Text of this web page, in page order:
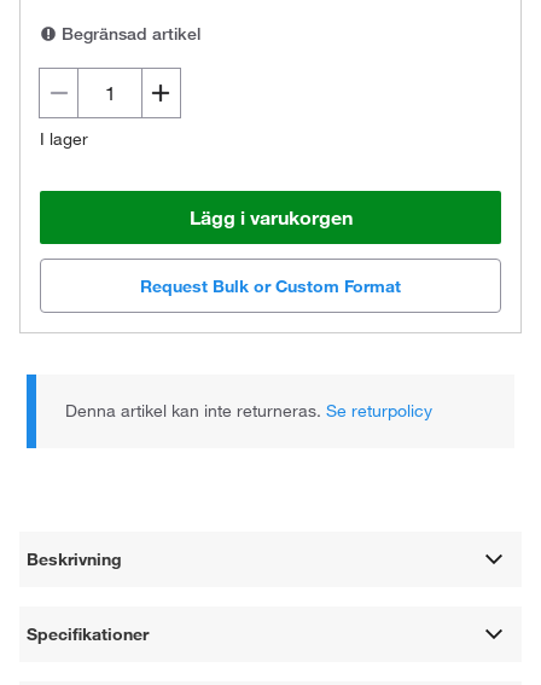
Begränsad artikel
I lager
Lägg i varukorgen
Request Bulk or Custom Format
Denna artikel kan inte returneras.Se returpolicy
Beskrivning
Specifikationer